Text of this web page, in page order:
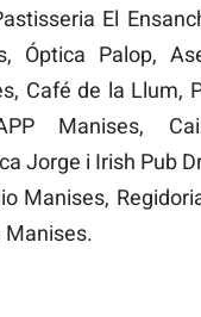
El
Óptica Palop,
Café de la Llum,
Manises,
Jorge i Irish Pub
Manises,